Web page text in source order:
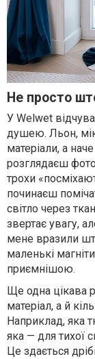
Не просто
У Welwet
душею. Льон,
матеріали, а
розглядаєш
трохи
починаєш
світло через
звертає увагу,
мене вразили
маленькі
приємнішою.
Ще одна цікава
матеріал, а й
Наприклад, яка
яка — для тихої
Це здається